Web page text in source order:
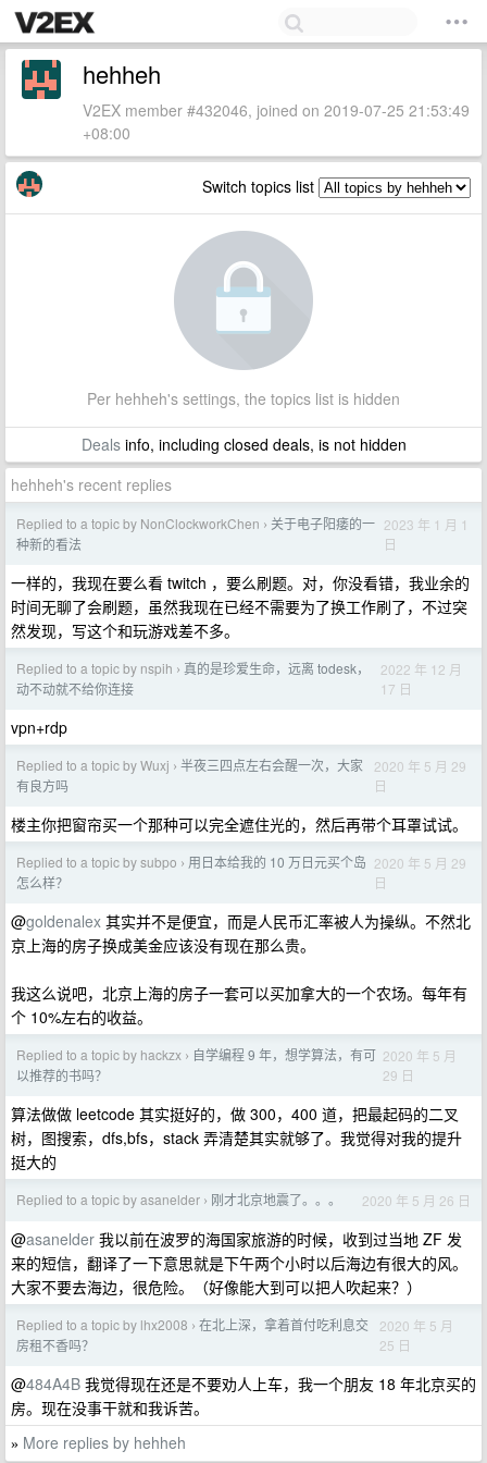
hehheh
V2EX member #432046, joined on 2019-07-25 21:53:49
+08:00
Switch topics list
Per hehheh's settings, the topics list is hidden
Dealsinfo, including closed deals, is not hidden
hehheh's recent replies
Replied to a topic by NonClockworkChen › 关于电子阳痿的一
种新的看法
2023 年 1 月 1
日
一样的，我现在要么看 twitch ，要么刷题。对，你没看错，我业余的
时间无聊了会刷题，虽然我现在已经不需要为了换工作刷了，不过突
然发现，写这个和玩游戏差不多。
Replied to a topic by nspih › 真的是珍爱生命，远离 todesk，
动不动就不给你连接
2022 年 12 月
17 日
vpn+rdp
Replied to a topic by Wuxj › 半夜三四点左右会醒一次，大家
有良方吗
2020 年 5 月 29
日
楼主你把窗帘买一个那种可以完全遮住光的，然后再带个耳罩试试。
Replied to a topic by subpo › 用日本给我的 10 万日元买个岛
怎么样？
2020 年 5 月 29
日
@goldenalex 其实并不是便宜，而是人民币汇率被人为操纵。不然北
京上海的房子换成美金应该没有现在那么贵。
我这么说吧，北京上海的房子一套可以买加拿大的一个农场。每年有
个 10%左右的收益。
Replied to a topic by hackzx › 自学编程 9 年，想学算法，有可
以推荐的书吗？
2020 年 5 月
29 日
算法做做 leetcode 其实挺好的，做 300，400 道，把最起码的二叉
树，图搜索，dfs,bfs，stack 弄清楚其实就够了。我觉得对我的提升
挺大的
Replied to a topic by asanelder › 刚才北京地震了。。。 2020 年 5 月 26 日
@asanelder 我以前在波罗的海国家旅游的时候，收到过当地 ZF 发
来的短信，翻译了一下意思就是下午两个小时以后海边有很大的风。
大家不要去海边，很危险。（好像能大到可以把人吹起来？）
Replied to a topic by lhx2008 › 在北上深，拿着首付吃利息交
房租不香吗？
2020 年 5 月
25 日
@484A4B 我觉得现在还是不要劝人上车，我一个朋友 18 年北京买的
房。现在没事干就和我诉苦。
» More replies by hehheh